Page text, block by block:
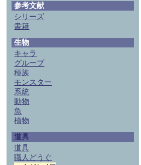
参考文献
シリーズ
書籍
生物
キャラ
グループ
種族
モンスター
系統
動物
魚
植物
道具
道具
職人どうぐ